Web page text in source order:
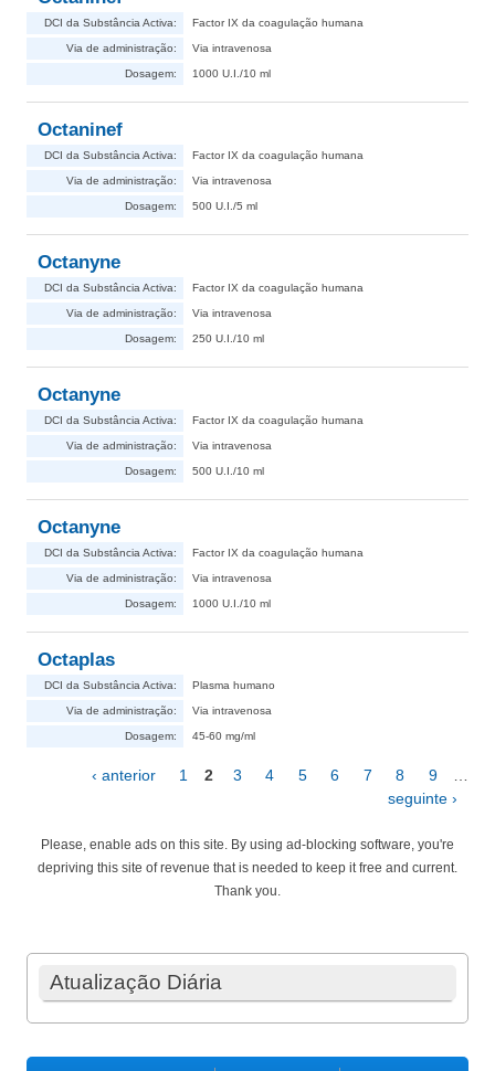
DCI da Substância Activa: Factor IX da coagulação humana
Via de administração: Via intravenosa
Dosagem: 1000 U.I./10 ml
Octaninef
DCI da Substância Activa: Factor IX da coagulação humana
Via de administração: Via intravenosa
Dosagem: 500 U.I./5 ml
Octanyne
DCI da Substância Activa: Factor IX da coagulação humana
Via de administração: Via intravenosa
Dosagem: 250 U.I./10 ml
Octanyne
DCI da Substância Activa: Factor IX da coagulação humana
Via de administração: Via intravenosa
Dosagem: 500 U.I./10 ml
Octanyne
DCI da Substância Activa: Factor IX da coagulação humana
Via de administração: Via intravenosa
Dosagem: 1000 U.I./10 ml
Octaplas
DCI da Substância Activa: Plasma humano
Via de administração: Via intravenosa
Dosagem: 45-60 mg/ml
Páginas‹ anterior 1 2 3 4 5 6 7 8 9
seguinte ›
Please, enable ads on this site. By using ad-blocking software, you're
depriving this site of revenue that is needed to keep it free and current.
Thank you.
Atualização Diária